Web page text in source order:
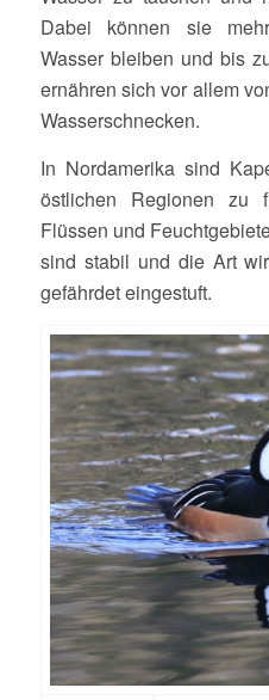
Dabei können sie
Wasser bleiben und bis
ernähren sich vor allem
Wasserschnecken.
In Nordamerika sind
östlichen Regionen
Flüssen und
sind stabil und die Art
gefährdet eingestuft.